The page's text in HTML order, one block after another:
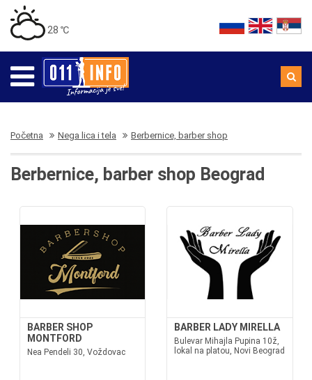
28 ℃
Početna Nega lica i tela Berbernice, barber shop
Berbernice, barber shop Beograd
BARBER SHOP
MONTFORD
Nea Pendeli 30, Voždovac
BARBER LADY MIRELLA
Bulevar Mihajla Pupina 10ž,
lokal na platou, Novi Beograd